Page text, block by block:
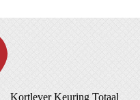
Kortlever Keuring Totaal